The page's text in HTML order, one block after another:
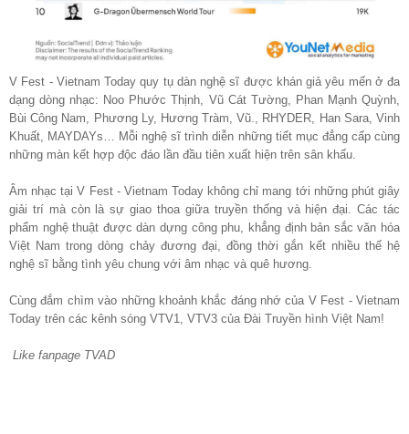
V Fest - Vietnam Today quy tụ dàn nghệ sĩ được khán giả yêu mến ở đa
dạng dòng nhạc: Noo Phước Thịnh, Vũ Cát Tường, Phan Mạnh Quỳnh,
Bùi Công Nam, Phương Ly, Hương Tràm, Vũ., RHYDER, Han Sara, Vinh
Khuất, MAYDAYs… Mỗi nghệ sĩ trình diễn những tiết mục đẳng cấp cùng
những màn kết hợp độc đáo lần đầu tiên xuất hiện trên sân khấu.
Âm nhạc tại V Fest - Vietnam Today không chỉ mang tới những phút giây
giải trí mà còn là sự giao thoa giữa truyền thống và hiện đại. Các tác
phẩm nghệ thuật được dàn dựng công phu, khẳng định bản sắc văn hóa
Việt Nam trong dòng chảy đương đại, đồng thời gắn kết nhiều thế hệ
nghệ sĩ bằng tình yêu chung với âm nhạc và quê hương.
Cùng đắm chìm vào những khoảnh khắc đáng nhớ của V Fest - Vietnam
Today trên các kênh sóng VTV1, VTV3 của Đài Truyền hình Việt Nam!
Like fanpage TVAD